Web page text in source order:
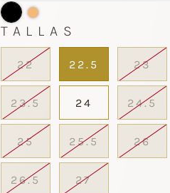
TALLAS
22 22.5 23
23.5 24 24.5
25 25.5 26
26.5 27